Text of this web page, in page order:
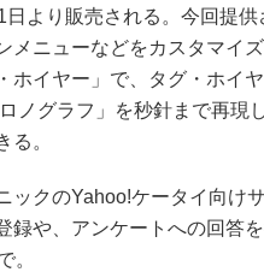
日より販売される。今回提
メニューなどをカスタマイ
ホイヤー」で、タグ・ホイ
ノグラフ」を秒針まで再現
る。
ックのYahoo!ケータイ向け
録や、アンケートへの回答
。